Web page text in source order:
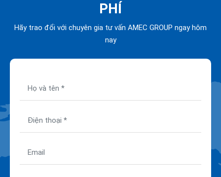
PHÍ
Hãy trao đổi với chuyên gia tư vấn AMEC GROUP ngay hôm
nay